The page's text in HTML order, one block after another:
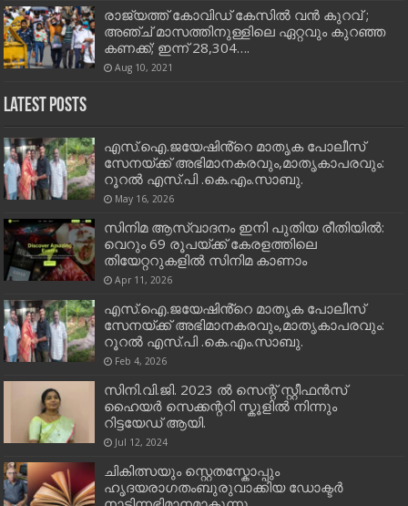
രാജ്യത്ത് കോവിഡ് കേസിൽ വൻ കുറവ് ;
അഞ്ച് മാസത്തിനുള്ളിലെ ഏറ്റവും കുറഞ്ഞ
കണക്ക്; ഇന്ന് 28,304….
Aug 10, 2021
Latest Posts
എസ്.ഐ.ജയേഷിൻ്റെ മാതൃക പോലീസ്
സേനയ്ക്ക് അഭിമാനകരവും,മാതൃകാപരവും:
റൂറൽ എസ്.പി .കെ.എം.സാബു.
May 16, 2026
സിനിമ ആസ്വാദനം ഇനി പുതിയ രീതിയിൽ:
വെറും 69 രൂപയ്ക്ക് കേരളത്തിലെ
തിയേറ്ററുകളിൽ സിനിമ കാണാം
Apr 11, 2026
എസ്.ഐ.ജയേഷിൻ്റെ മാതൃക പോലീസ്
സേനയ്ക്ക് അഭിമാനകരവും,മാതൃകാപരവും:
റൂറൽ എസ്.പി .കെ.എം.സാബു.
Feb 4, 2026
സിനി.വി.ജി. 2023 ൽ സെന്റ് സ്റ്റീഫൻസ്
ഹൈയർ സെക്കന്ററി സ്കൂളിൽ നിന്നും
റിട്ടയേഡ് ആയി.
Jul 12, 2024
ചികിത്സയും സ്റ്റെതസ്കോപ്പും
ഹൃദയരാഗതംബുരുവാക്കിയ ഡോക്ടർ